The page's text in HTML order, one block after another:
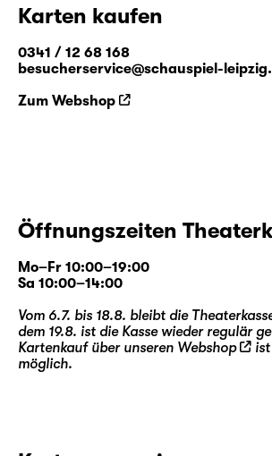
Karten kaufen
0341 / 12 68 168
besucherservice@schauspiel-
Zum Webshop
Öffnungszeiten
Mo–Fr 10:00–19:00
Sa 10:00–14:00
Vom 6.7. bis 18.8. bleibt die
dem 19.8. ist die Kasse wieder regulär
Kartenkauf über unseren Webshop
möglich.